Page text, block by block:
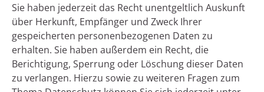
Sie haben jederzeit das Recht unentgeltlich Auskunft
über Herkunft, Empfänger und Zweck Ihrer
gespeicherten personenbezogenen Daten zu
erhalten. Sie haben außerdem ein Recht, die
Berichtigung, Sperrung oder Löschung dieser Daten
zu verlangen. Hierzu sowie zu weiteren Fragen zum